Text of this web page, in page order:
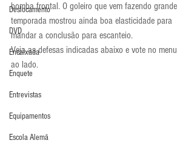
Deslocamento
DVD
Encaixada
Enquete
Entrevistas
Equipamentos
Escola Alemã
bomba frontal. O goleiro que vem fazendo grande
temporada mostrou ainda boa elasticidade para
mandar a conclusão para escanteio.
Veja as defesas indicadas abaixo e vote no menu
ao lado.